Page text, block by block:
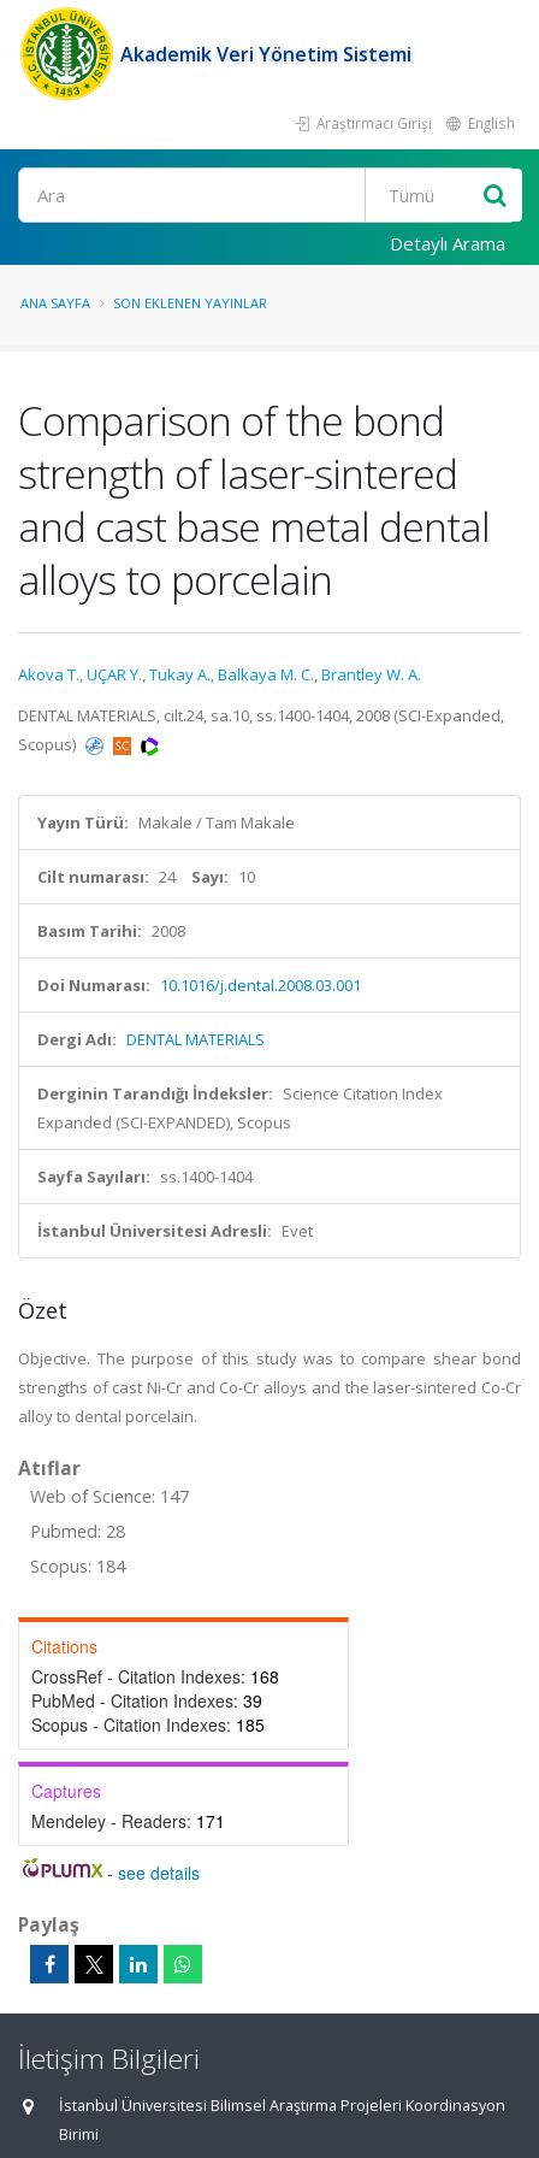
Akademik Veri Yönetim Sistemi
Araştırmacı Girişi English
Ara
Detaylı Arama
ANA SAYFA SON EKLENEN YAYINLAR
Comparison of the bond
strength of laser-sintered
and cast base metal dental
alloys to porcelain
Akova T.,UÇAR Y.,Tukay A.,Balkaya M. C.,Brantley W. A.
DENTAL MATERIALS, cilt.24, sa.10, ss.1400-1404, 2008 (SCI-Expanded,
Scopus)
Yayın Türü: Makale / Tam Makale
Cilt numarası: 24 Sayı: 10
Basım Tarihi: 2008
Doi Numarası: 10.1016/j.dental.2008.03.001
Dergi Adı: DENTAL MATERIALS
Derginin Tarandığı İndeksler: Science Citation Index
Expanded (SCI-EXPANDED), Scopus
Sayfa Sayıları: ss.1400-1404
İstanbul Üniversitesi Adresli: Evet
Özet
Objective. The purpose of this study was to compare shear bond
strengths of cast Ni-Cr and Co-Cr alloys and the laser-sintered Co-Cr
alloy to dental porcelain.
Atıflar
Web of Science: 147
Pubmed: 28
Scopus: 184
Citations
CrossRef - Citation Indexes: 168
PubMed - Citation Indexes: 39
Scopus - Citation Indexes: 185
Captures
Mendeley - Readers: 171
- see details
Paylaş
İletişim Bilgileri
İstanbul Üniversitesi Bilimsel Araştırma Projeleri Koordinasyon
Birimi